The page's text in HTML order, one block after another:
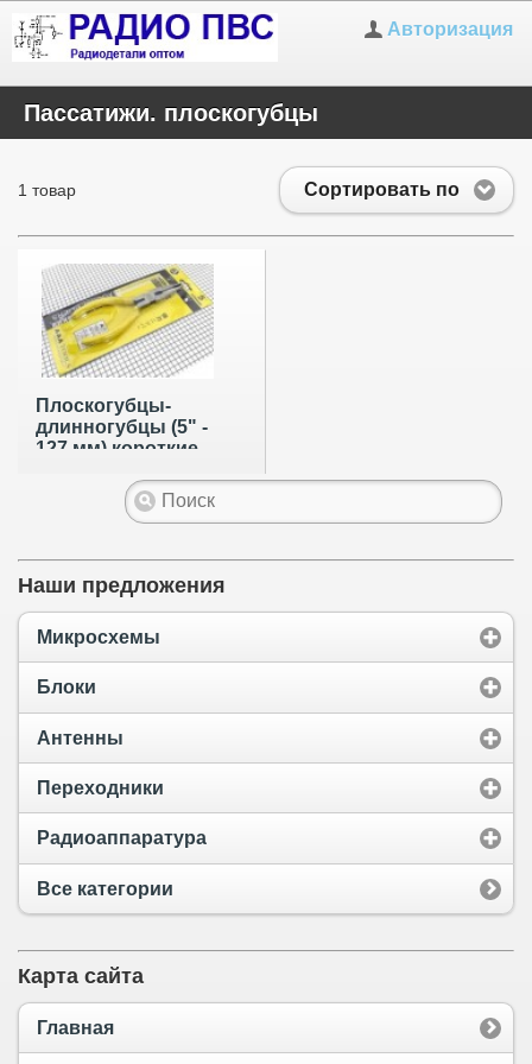
Авторизация
Пассатижи. плоскогубцы
Сортировать по
1 товар
Плоскогубцы-
длинногубцы (5" -
127 мм) короткие
Наши предложения
Микросхемы
Блоки
Антенны
Переходники
Радиоаппаратура
Все категории
Карта сайта
Главная